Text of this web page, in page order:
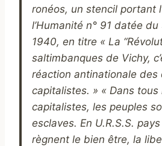
ronéos, un stencil portant
l’Humanité n° 91 datée
1940, en titre « La
saltimbanques de Vichy,
réaction antinationale des
capitalistes. » « Dans tous
capitalistes, les peuples
esclaves. En U.R.S.S.
règnent le bien être, la